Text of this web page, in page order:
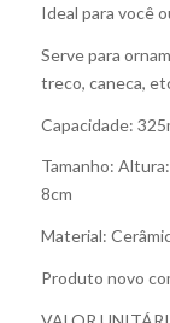
Ideal para você
Serve para
treco, caneca,
Capacidade:
Tamanho:
8cm
Material:
Produto novo